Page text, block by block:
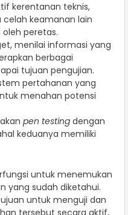
kerentanan teknis,
celah keamanan lain
peretas.
menilai informasi yang
berbagai
tujuan pengujian.
pertahanan yang
menahan potensi
pen testing dengan
keduanya memiliki
untuk menemukan
yang sudah diketahui.
untuk menguji dan